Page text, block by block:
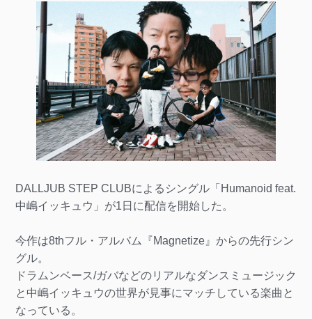
DALLJUB STEP CLUBによるシングル「Humanoid feat.
中嶋イッキュウ」が1日に配信を開始した。
今作は8thフル・アルバム『Magnetize』からの先行シン
グル。
ドラムンベース/ガバなどのリアルなダンスミュージック
と中嶋イッキュウの世界が見事にマッチしている楽曲と
なっている。